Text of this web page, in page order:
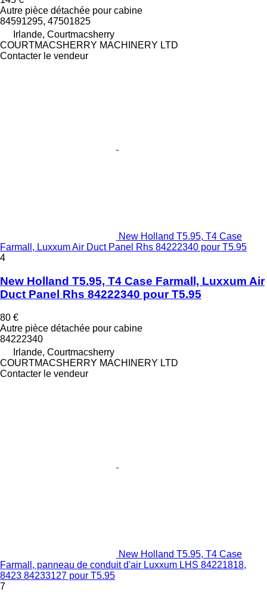
Autre pièce détachée pour cabine
84591295, 47501825
Irlande, Courtmacsherry
COURTMACSHERRY MACHINERY LTD
Contacter le vendeur
New Holland T5.95, T4 Case
Farmall, Luxxum Air Duct Panel Rhs 84222340 pour T5.95
4
New Holland T5.95, T4 Case Farmall, Luxxum Air
Duct Panel Rhs 84222340 pour T5.95
80 €
Autre pièce détachée pour cabine
84222340
Irlande, Courtmacsherry
COURTMACSHERRY MACHINERY LTD
Contacter le vendeur
New Holland T5.95, T4 Case
Farmall, panneau de conduit d'air Luxxum LHS 84221818,
8423 84233127 pour T5.95
7